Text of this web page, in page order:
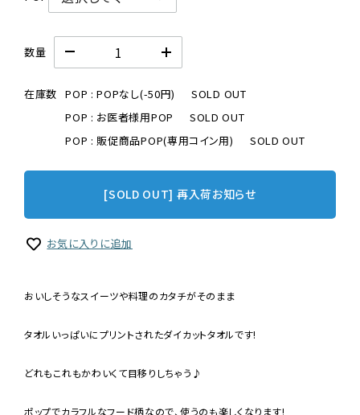
数量
在庫数 POP : POPなし(-50円)
SOLD OUT
POP : お医者様用POP
SOLD OUT
POP : 販促商品POP(専用コイン用)
SOLD OUT
[SOLD OUT] 再入荷お知らせ
お気に入りに追加
おいしそうなスイーツや料理のカタチがそのまま
タオルいっぱいにプリントされたダイカットタオルです!
どれもこれもかわいくて目移りしちゃう♪
ポップでカラフルなフード柄なので、使うのも楽しくなります!